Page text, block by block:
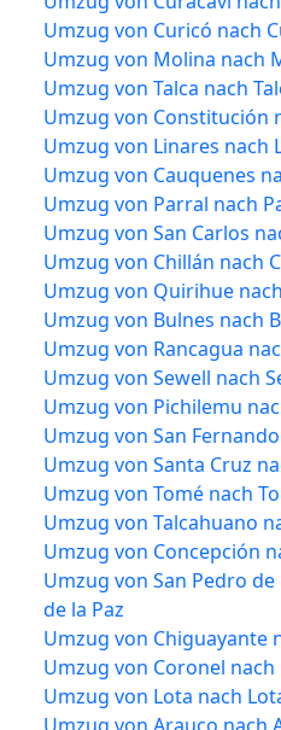
Umzug von Curicó nach
Umzug von Molina nach
Umzug von Talca nach
Umzug von Constitución
Umzug von Linares nach
Umzug von Cauquenes
Umzug von Parral nach
Umzug von San Carlos
Umzug von Chillán nach
Umzug von Quirihue
Umzug von Bulnes nach
Umzug von Rancagua
Umzug von Sewell nach
Umzug von Pichilemu
Umzug von San
Umzug von Santa Cruz
Umzug von Tomé nach
Umzug von Talcahuano
Umzug von Concepción
Umzug von San Pedro de
de la Paz
Umzug von Chiguayante
Umzug von Coronel nach
Umzug von Lota nach